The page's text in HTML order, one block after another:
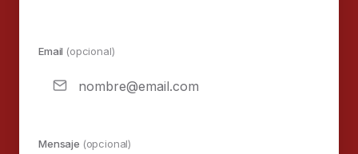
Email (opcional)
Mensaje (opcional)